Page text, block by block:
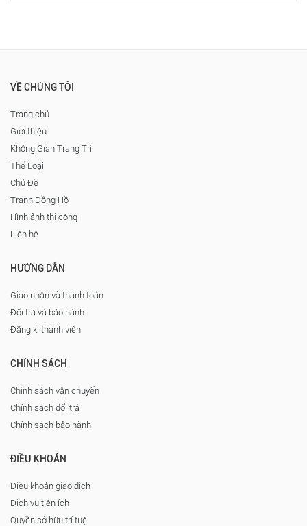
VỀ CHÚNG TÔI
Trang chủ
Giới thiệu
Không Gian Trang Trí
Thể Loại
Chủ Đề
Tranh Đồng Hồ
Hình ảnh thi công
Liên hệ
HƯỚNG DẪN
Giao nhận và thanh toán
Đổi trả và bảo hành
Đăng kí thành viên
CHÍNH SÁCH
Chính sách vận chuyển
Chính sách đổi trả
Chính sách bảo hành
ĐIỀU KHOẢN
Điều khoản giao dịch
Dịch vụ tiện ích
Quyền sở hữu trí tuệ